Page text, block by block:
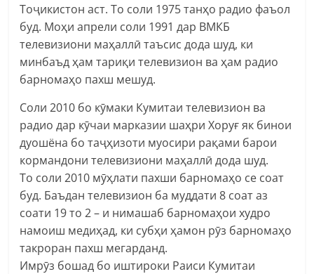
Тоҷикистон аст. То соли 1975 танҳо радио фаъол
буд. Моҳи апрели соли 1991 дар ВМКБ
телевизиони маҳаллӣ таъсис дода шуд, ки
минбаъд ҳам тариқи телевизион ва ҳам радио
барномаҳо пахш мешуд.
Соли 2010 бо кӯмаки Кумитаи телевизион ва
радио дар кӯчаи марказии шаҳри Хоруғ як бинои
дуошёна бо таҷҳизоти муосири рақами барои
кормандони телевизиони маҳаллӣ дода шуд.
То соли 2010 мӯҳлати пахши барномаҳо се соат
буд. Баъдан телевизион ба муддати 8 соат аз
соати 19 то 2 – и нимашаб барномаҳои худро
намоиш медиҳад, ки субҳи ҳамон рӯз барномаҳо
такроран пахш мегарданд.
Имрӯз бошад бо иштироки Раиси Кумитаи